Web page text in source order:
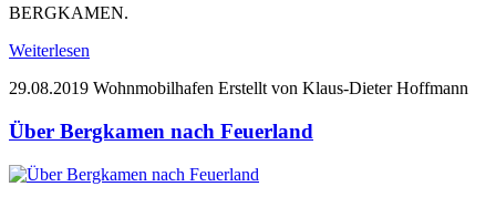
BERGKAMEN.
Weiterlesen
29.08.2019 Wohnmobilhafen Erstellt von Klaus-Dieter Hoffmann
Über Bergkamen nach Feuerland